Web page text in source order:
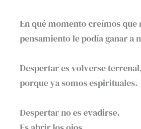
En qué momento creímos que
pensamiento le podía ganar a
Despertar es volverse terrenal,
porque ya somos espirituales.⁣
Despertar no es evadirse. ⁣